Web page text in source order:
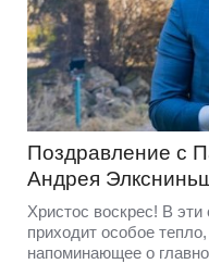
Поздравление с
Андрея
Христос воскрес! В
приходит особое
напоминающее о